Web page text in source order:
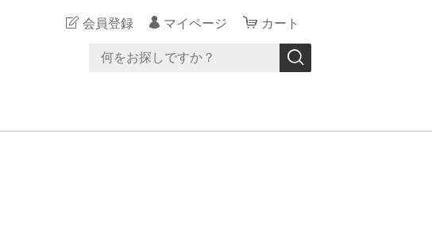
会員登録 マイページ カート